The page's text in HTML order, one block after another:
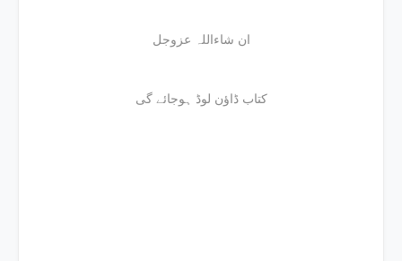
ان شاءاللہ عزوجل
کتاب ڈاؤن لوڈ ہوجائے گی